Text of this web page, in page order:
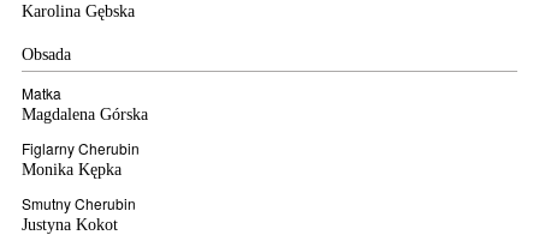
Karolina Gębska
Obsada
Matka
Magdalena Górska
Figlarny Cherubin
Monika Kępka
Smutny Cherubin
Justyna Kokot